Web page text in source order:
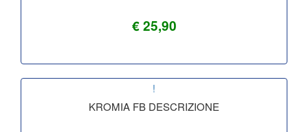
€ 25,90
!
KROMIA FB DESCRIZIONE